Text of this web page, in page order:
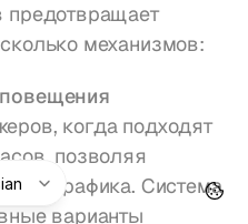
предотвращает
механизмов:
когда подходят
позволяя
графика. Система
варианты